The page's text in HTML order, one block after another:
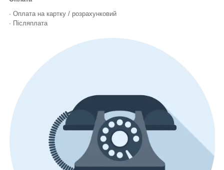
· Оплата на картку / розрахунковий
· Післяплата